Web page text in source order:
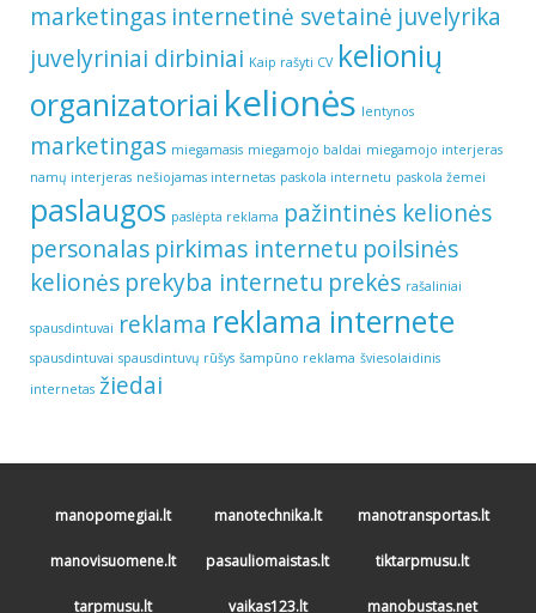
marketingas internetinė svetainė juvelyrika
juvelyriniai dirbiniai Kaip rašyti CV kelionių
organizatoriai kelionės lentynos
marketingas miegamasis miegamojo baldai miegamojo interjeras
namų interjeras nešiojamas internetas paskola internetu paskola žemei
paslaugos paslėpta reklama pažintinės kelionės
personalas pirkimas internetu poilsinės
kelionės prekyba internetu prekės rašaliniai
spausdintuvai reklama reklama internete
spausdintuvai spausdintuvų rūšys šampūno reklama šviesolaidinis
internetas žiedai
manopomegiai.lt manotechnika.lt manotransportas.lt
manovisuomene.lt pasauliomaistas.lt tiktarpmusu.lt
tarpmusu.lt vaikas123.lt manobustas.net